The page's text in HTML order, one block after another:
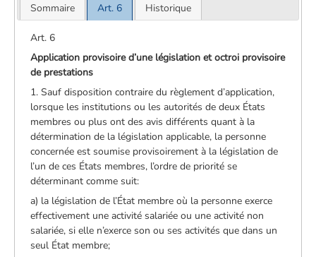
Sommaire Art. 6 Historique
Art. 6
Application provisoire d’une législation et octroi provisoire
de prestations
1. Sauf disposition contraire du règlement d’application,
lorsque les institutions ou les autorités de deux États
membres ou plus ont des avis différents quant à la
détermination de la législation applicable, la personne
concernée est soumise provisoirement à la législation de
l’un de ces États membres, l’ordre de priorité se
déterminant comme suit:
a) la législation de l’État membre où la personne exerce
effectivement une activité salariée ou une activité non
salariée, si elle n’exerce son ou ses activités que dans un
seul État membre;